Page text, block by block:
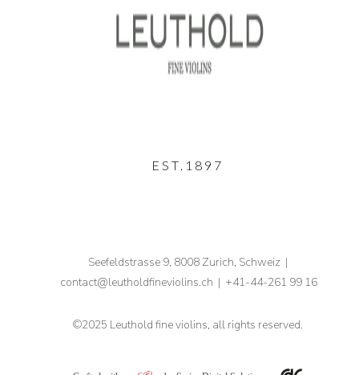
EST.1897
Seefeldstrasse 9, 8008 Zurich, Schweiz |
contact@leutholdfineviolins.ch | +41-44-261 99 16
©2025 Leuthold fine violins, all rights reserved.